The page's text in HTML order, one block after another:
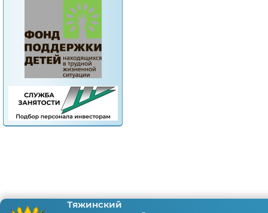
Тяжинский